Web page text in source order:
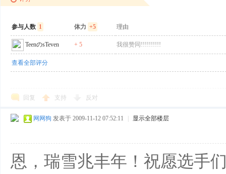
参与人数 1 体力 +5 理由
TeenのsTeven + 5 我很赞同!!!!!!!!!!
查看全部评分
回复 支持 反对
网网狗 发表于 2009-11-12 07:52:11 显示全部楼层
恩，瑞雪兆丰年！祝愿选手